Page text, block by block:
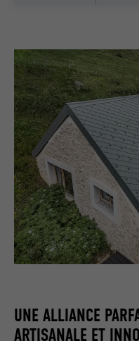
UNE ALLIANCE
ARTISANALE ET